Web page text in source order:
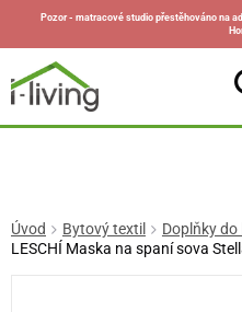
Pozor - matracové studio přestěhováno na
Úvod Bytový textil
Doplňky do
LESCHÍ Maska na spaní sova